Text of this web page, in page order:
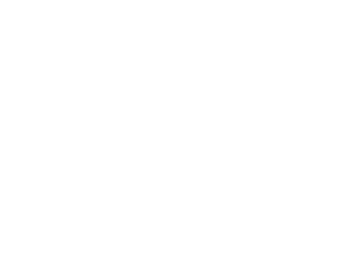
в том числе низкомолекулярной, -
внешний вид и цвет лица.
поверхность кожи и осветляет